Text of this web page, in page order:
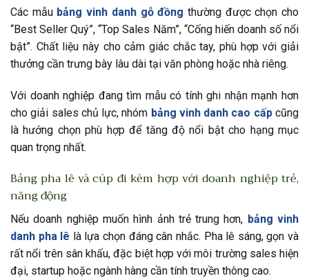
Các mẫu bảng vinh danh gỗ đồng thường được chọn cho
“Best Seller Quý”, “Top Sales Năm”, “Cống hiến doanh số nổi
bật”. Chất liệu này cho cảm giác chắc tay, phù hợp với giải
thưởng cần trưng bày lâu dài tại văn phòng hoặc nhà riêng.
Với doanh nghiệp đang tìm mẫu có tính ghi nhận mạnh hơn
cho giải sales chủ lực, nhóm bảng vinh danh cao cấpcũng
là hướng chọn phù hợp để tăng độ nổi bật cho hạng mục
quan trọng nhất.
Bảng pha lê và cúp đi kèm hợp với doanh nghiệp trẻ,
năng động
Nếu doanh nghiệp muốn hình ảnh trẻ trung hơn, bảng vinh
danh pha lê là lựa chọn đáng cân nhắc. Pha lê sáng, gọn và
rất nổi trên sân khấu, đặc biệt hợp với môi trường sales hiện
đại, startup hoặc ngành hàng cần tính truyền thông cao.